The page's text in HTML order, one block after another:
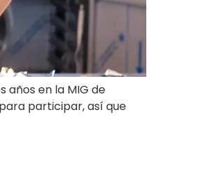
años en la MIG de
participar, así que